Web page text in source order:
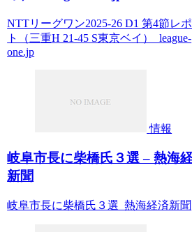
NTTリーグワン2025-26 D1 第4節レ
ト（三重H 21-45 S東京ベイ） league-
one.jp
情報
岐阜市長に柴橋氏３選 – 熱海
新聞
岐阜市長に柴橋氏３選 熱海経済新聞